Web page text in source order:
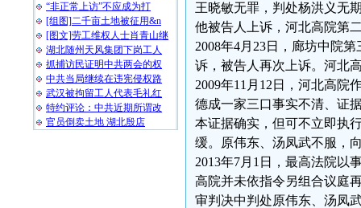
“非正常上访”不应成为打
[组图]二千亩土地被征用&n
[图文]劳工维权人士肖青山继
湖北随州天风集团下岗工人
抓捕访民证明中共两会的权
中共当局继续在违宪侵权路
武汉被拘留工人代表毛礼红
特约评论：中共近期所谓改
官员倒卖土地 湖北殷店
王晓敏无罪，判处杨洪义无
他被告人上诉，河北高院第
2008年4月23日，廊坊中院
诉，被告人再次上诉。河北
2009年11月12日，河北高院
德成一家三口事实不清、证
本证据确实，但可不立即执
缓。原伟东、汤凤武不服，
2013年7月1日，最高法院以
高院并未依指令另组合议庭
审判决中判处原伟东、汤凤